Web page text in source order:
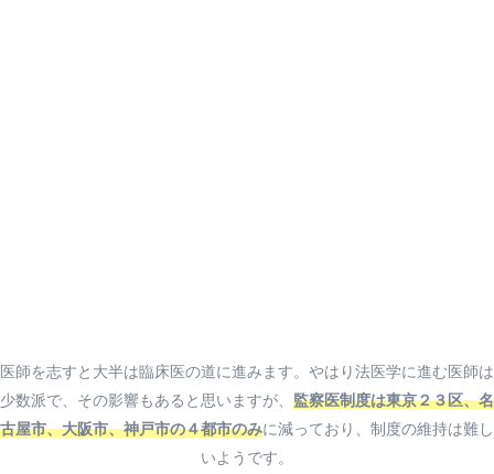
医師を志すと大半は臨床医の道に進みます。やはり法医学に進む医師は
少数派で、その影響もあると思いますが、 監察医制度は東京２３区、名
古屋市、大阪市、神戸市の４都市のみに減っており、制度の維持は難し
いようです。